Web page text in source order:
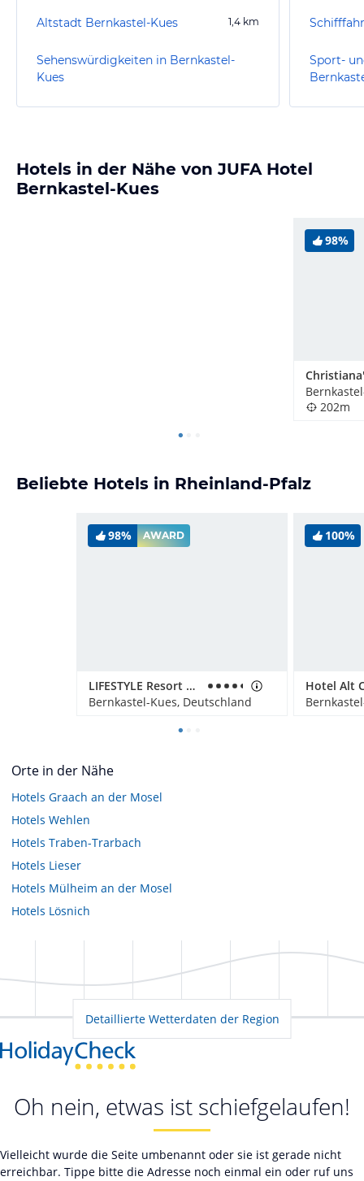
Altstadt Bernkastel-Kues 1,4 km
Sehenswürdigkeiten in Bernkastel-
Kues
Sport-
Hotels in der Nähe von JUFA Hotel
Bernkastel-Kues
98%
202m
Beliebte Hotels in Rheinland-Pfalz
98% AWARD
LIFESTYLE Resort Zum Kurfürsten
Bernkastel-Kues, Deutschland
100%
Hotel Alt
Orte in der Nähe
Hotels Graach an der Mosel
Hotels Wehlen
Hotels Traben-Trarbach
Hotels Lieser
Hotels Mülheim an der Mosel
Hotels Lösnich
Detaillierte Wetterdaten der Region
Oh nein, etwas ist schiefgelaufen!
Vielleicht wurde die Seite umbenannt oder sie ist gerade nicht
erreichbar. Tippe bitte die Adresse noch einmal ein oder ruf uns